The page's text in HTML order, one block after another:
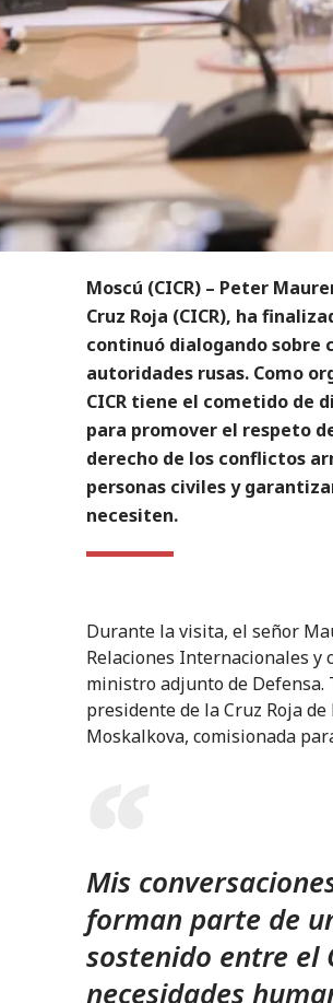
Moscú (CICR) – Peter
Cruz Roja (CICR), ha
continuó dialogando sobre
autoridades rusas. Como
CICR tiene el cometido de
para promover el respeto
derecho de los conflictos
personas civiles y
necesiten.
Durante la visita, el señor
Relaciones Internacionales y
ministro adjunto de Defensa.
presidente de la Cruz Roja
Moskalkova, comisionada
Mis
forman parte de
sostenido entre el
necesidades